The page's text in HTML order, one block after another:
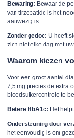
Bewaring: Bewaar de
van tirzepatide is het
aanwezig is.
Zonder gedoe: U hoeft
zich niet elke dag met
Waarom kiezen
Voor een groot aantal
7,5 mg precies de extra
bloedsuikercontrole te
Betere HbA1c: Het
Ondersteuning door
het eenvoudig is om